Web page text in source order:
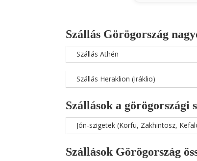
Szállás Görögország
Szállás Athén
Szállás Heraklion (Iráklio)
Szállások a görögországi
Jón-szigetek (Korfu, Zakhintosz,
Szállások Görögország